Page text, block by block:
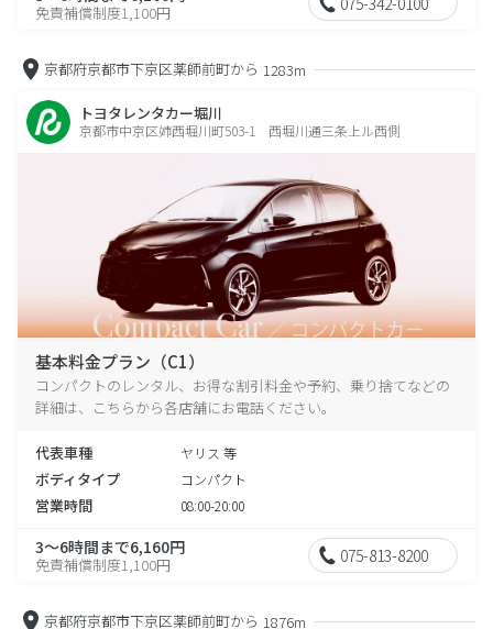
免責補償制度1,100円
京都府京都市下京区薬師前町から 1283m
トヨタレンタカー堀川
京都市中京区姉西堀川町503-1 西堀川通三条上ル西側
基本料金プラン（C1）
コンパクトのレンタル、お得な割引料金や予約、乗り捨てなどの
詳細は、こちらから各店舗にお電話ください。
代表車種 ヤリス 等
ボディタイプ コンパクト
営業時間 08:00-20:00
3～6時間まで6,160円
免責補償制度1,100円 075-813-8200
京都府京都市下京区薬師前町から 1876m